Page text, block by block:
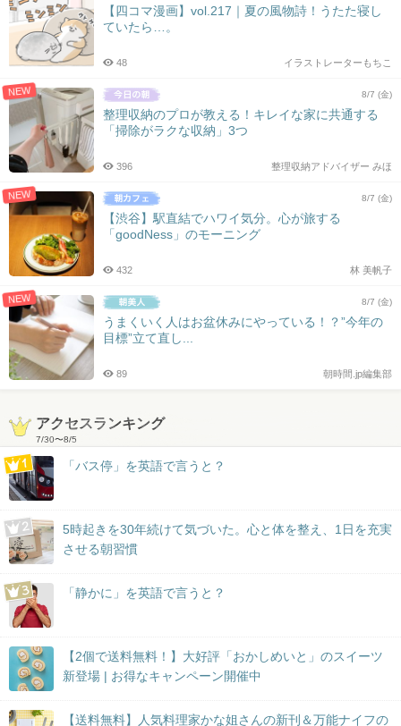
【四コマ漫画】vol.217｜夏の風物詩！うたた寝し
ていたら…。
イラストレーターもちこ
48
NEW 8/7 (金)
整理収納のプロが教える！キレイな家に共通する
「掃除がラクな収納」3つ
整理収納アドバイザー みほ
396
NEW 8/7 (金)
【渋谷】駅直結でハワイ気分。心が旅する
「goodNess」のモーニング
林 美帆子
432
NEW 8/7 (金)
うまくいく人はお盆休みにやっている！？”今年の
目標”立て直し...
朝時間.jp編集部
89
アクセスランキング
7/30〜8/5
「バス停」を英語で言うと？
5時起きを30年続けて気づいた。心と体を整え、1日を充実
させる朝習慣
「静かに」を英語で言うと？
【2個で送料無料！】大好評「おかしめいと」のスイーツ
新登場 | お得なキャンペーン開催中
【送料無料】人気料理家かな姐さんの新刊＆万能ナイフの